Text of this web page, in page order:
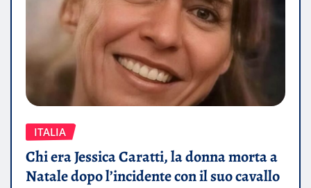
ITALIA
Chi era Jessica Caratti, la donna morta a
Natale dopo l’incidente con il suo cavallo